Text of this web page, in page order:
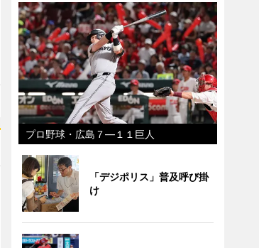
プロ野球・広島７―１１巨人
「デジポリス」普及呼び掛
け